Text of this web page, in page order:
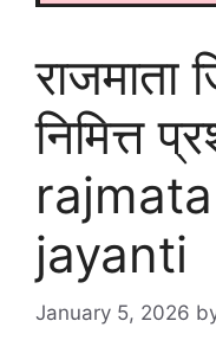
निमित्त
jayanti
January 5, 2026